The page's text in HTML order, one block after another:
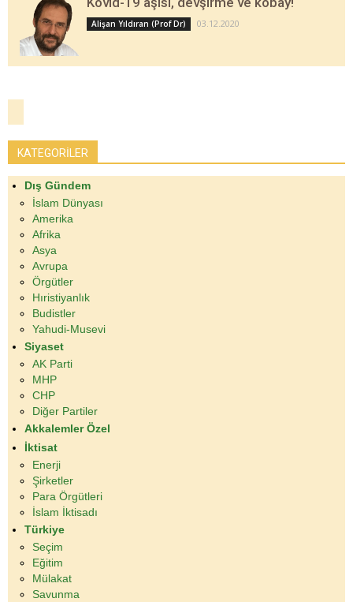
Alişan Yıldıran (Prof Dr) 03.12.2020
KATEGORİLER
Dış Gündem
İslam Dünyası
Amerika
Afrika
Asya
Avrupa
Örgütler
Hıristiyanlık
Budistler
Yahudi-Musevi
Siyaset
AK Parti
MHP
CHP
Diğer Partiler
Akkalemler Özel
İktisat
Enerji
Şirketler
Para Örgütleri
İslam İktisadı
Türkiye
Seçim
Eğitim
Mülakat
Savunma